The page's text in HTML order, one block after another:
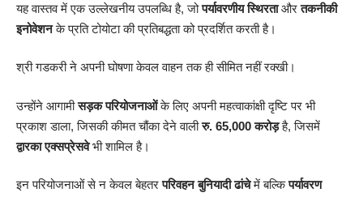
यह वास्तव में एक उल्लेखनीय उपलब्धि है, जोपर्यावरणीय स्थिरताऔरतकनीकी
इनोवेशनके प्रति टोयोटा की प्रतिबद्धता को प्रदर्शित करती है।
श्री गडकरी ने अपनी घोषणा केवल वाहन तक ही सीमित नहीं रक्खी।
उन्होंने आगामीसड़क परियोजनाओंके लिए अपनी महत्वाकांक्षी दृष्टि पर भी
प्रकाश डाला, जिसकी कीमत चौंका देने वालीरु. 65,000 करोड़है, जिसमें
द्वारका एक्सप्रेसवेभी शामिल है।
इन परियोजनाओं से न केवल बेहतरपरिवहन बुनियादी ढांचेमें बल्किपर्यावरण